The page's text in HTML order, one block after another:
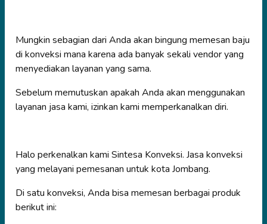
Mungkin sebagian dari Anda akan bingung memesan baju
di konveksi mana karena ada banyak sekali vendor yang
menyediakan layanan yang sama.
Sebelum memutuskan apakah Anda akan menggunakan
layanan jasa kami, izinkan kami memperkanalkan diri.
Halo perkenalkan kami Sintesa Konveksi. Jasa konveksi
yang melayani pemesanan untuk kota Jombang.
Di satu konveksi, Anda bisa memesan berbagai produk
berikut ini: